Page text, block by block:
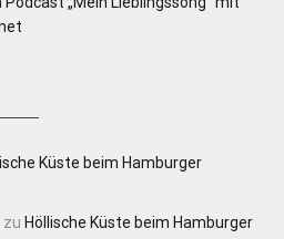
Küste beim Hamburger
zu Höllische Küste beim Hamburger